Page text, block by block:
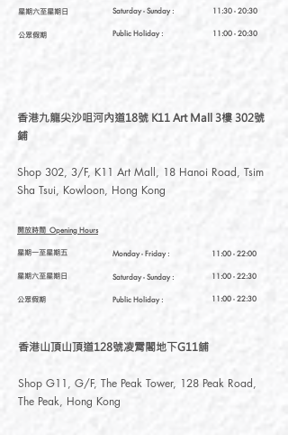
星期六至星期日
公眾假期
11:30 - 20:30
11:00 - 20:30
Saturday- Sunday :
Public Holiday :
11:00 - 22:00
11:00 - 22:30
11:00 - 22:30
香港九龍尖沙咀河內道18號 K11 Art Mall 3樓 302號
鋪
Shop 302, 3/F, K11 Art Mall, 18 Hanoi Road, Tsim
Sha Tsui, Kowloon, Hong Kong
開放時間 Opening Hours
星期一至星期五
星期六至星期日
公眾假期
Monday - Friday :
Saturday- Sunday :
Public Holiday :
香港山頂山頂道128號凌霄閣地下G11舖
Shop G11, G/F, The Peak Tower, 128 Peak Road,
The Peak, Hong Kong